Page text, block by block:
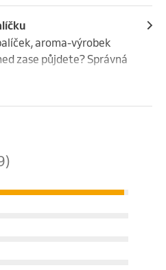
ženských potížích, při
až po zvládání
terapie. To
udělat, je věnovat
aplikaci aroma směsi
si odnesete. Směs i
volíme podle vašeho
tyčinka... 150 Kč.
aroma-výrobek
zase půjdete? Správná